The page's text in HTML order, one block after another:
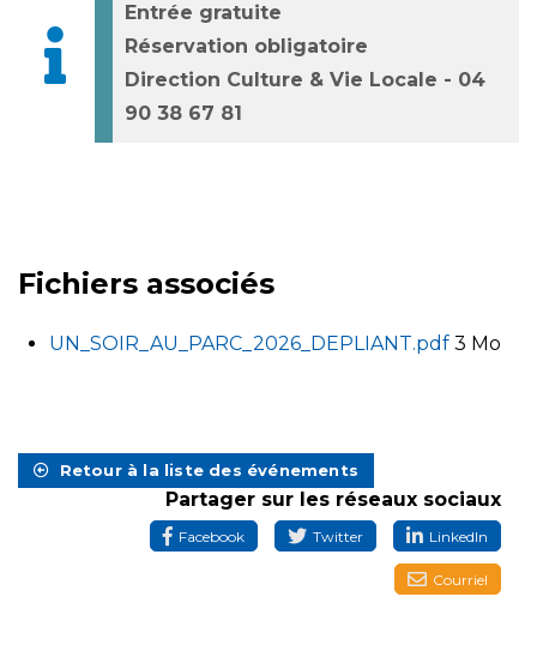
Entrée gratuite
Réservation obligatoire
Direction Culture & Vie Locale - 04
90 38 67 81
Fichiers associés
UN_SOIR_AU_PARC_2026_DEPLIANT.pdf 3 Mo
Retour à la liste des événements
Partager sur les réseaux sociaux
Facebook Twitter LinkedIn
Courriel